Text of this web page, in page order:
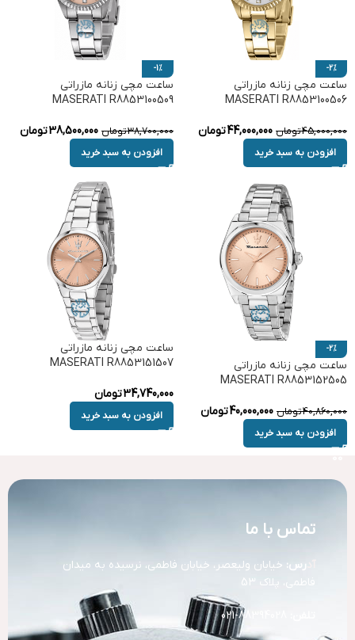
-2%
ساعت مچی زنانه مازراتی
MASERATI R8853100506
45,000,000تومان 44,000,000تومان
افزودن به سبد خرید
-1%
ساعت مچی زنانه مازراتی
MASERATI R8853100509
38,700,000تومان 38,500,000تومان
افزودن به سبد خرید
-2%
ساعت مچی زنانه مازراتی
MASERATI R8853152505
40,860,000تومان 40,000,000تومان
افزودن به سبد خرید
ساعت مچی زنانه مازراتی
MASERATI R8853151507
34,740,000تومان
افزودن به سبد خرید
تماس با ما
رس: خیابان ولیعصر، خیابان فاطمی، نرسیده به میدان
فاطمی، پلاک 53